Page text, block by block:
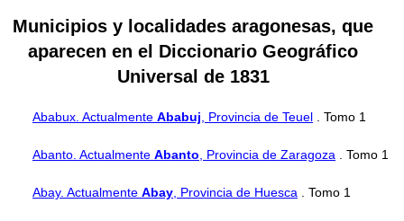
Municipios y localidades aragonesas, que
aparecen en el Diccionario Geográfico
Universal de 1831
Ababux. Actualmente Ababuj , Provincia de Teuel . Tomo 1
Abanto. Actualmente Abanto , Provincia de Zaragoza . Tomo 1
Abay. Actualmente Abay , Provincia de Huesca . Tomo 1